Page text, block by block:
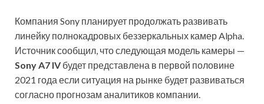
Компания Sony планирует продолжать развивать
линейку полнокадровых беззеркальных камер Alpha.
Источник сообщил, что следующая модель камеры —
Sony A7 IV будет представлена в первой половине
2021 года если ситуация на рынке будет развиваться
согласно прогнозам аналитиков компании.